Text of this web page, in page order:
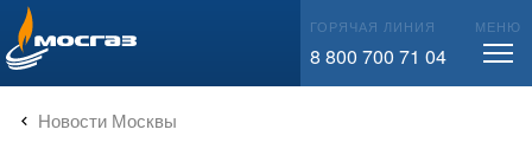
info@mos-gaz.ru ГОРЯЧАЯ ЛИНИЯ
8 800 700 71 04
МЕНЮ
Новости Москвы